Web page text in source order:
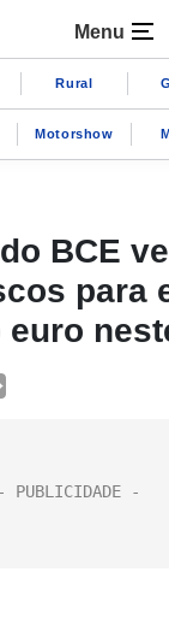
Menu
Rural
Motorshow
BCE
para
euro